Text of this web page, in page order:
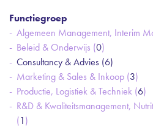
Functiegroep
Algemeen Management, Interim
Beleid & Onderwijs (0)
Consultancy & Advies (6)
Marketing & Sales & Inkoop (3)
Productie, Logistiek & Techniek (6)
R&D & Kwaliteitsmanagement,
(1)